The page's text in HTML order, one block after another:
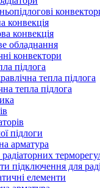
конвекція
конвекція
обладнання
конвектори
підлога
тепла підлога
тепла підлога
підлоги
арматура
підключення для
елементи